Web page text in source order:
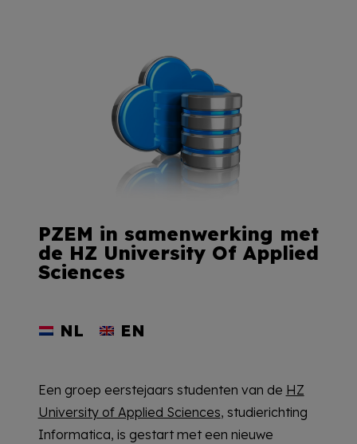
PZEM in samenwerking met
de HZ University Of Applied
Sciences
NL EN
Een groep eerstejaars studenten van de HZ
University of Applied Sciences, studierichting
Informatica, is gestart met een nieuwe